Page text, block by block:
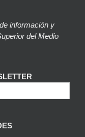
información y
del Medio